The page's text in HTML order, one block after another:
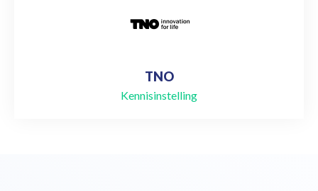
TNO
Kennisinstelling